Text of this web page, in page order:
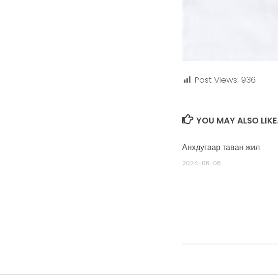
Post Views: 936
YOU MAY ALSO
Анхдугаар таван жил
2024-06-06